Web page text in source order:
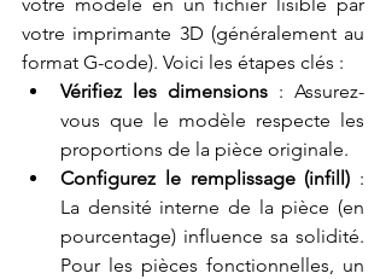
votre imprimante 3D (généralement au
format G-code). Voici les étapes clés :
Vérifiez les dimensions : Assurez-
vous que le modèle respecte les
proportions de la pièce originale.
Configurez le remplissage (infill) :
La densité interne de la pièce (en
pourcentage) influence sa solidité.
Pour les pièces fonctionnelles, un